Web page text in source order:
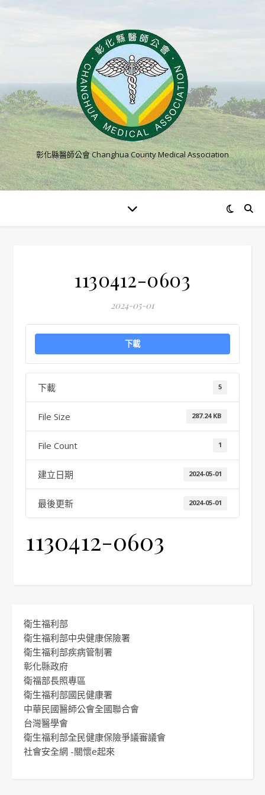
彰化縣醫師公會 Changhua County Medical Association
1130412-0603
2024-05-01
下載
下載 5
File Size 287.24 KB
File Count 1
建立日期 2024-05-01
最後更新 2024-05-01
1130412-0603
衛生福利部
衛生福利部中央健康保險署
衛生福利部疾病管制署
彰化縣政府
衛福部長照專區
衛生福利部國民健康署
中華民國醫師公會全國聯合會
台灣醫學會
衛生福利部全民健康保險爭議審議會
社會安全網 -關懷e起來